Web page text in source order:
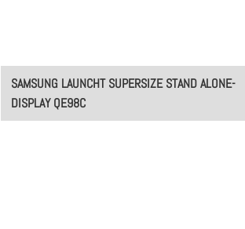
Post
navigation
SAMSUNG LAUNCHT SUPERSIZE STAND ALONE-
DISPLAY QE98C